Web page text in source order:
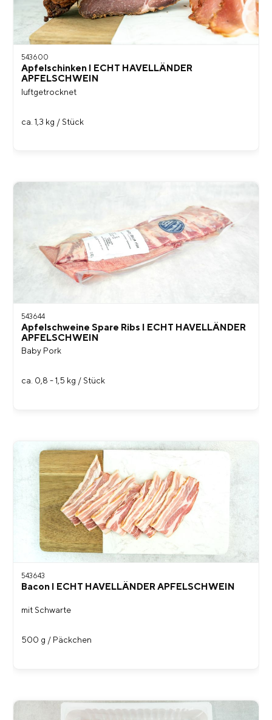
543600
Apfelschinken I ECHT HAVELLÄNDER
APFELSCHWEIN
luftgetrocknet
ca. 1,3 kg / Stück
543644
Apfelschweine Spare Ribs I ECHT HAVELLÄNDER
APFELSCHWEIN
Baby Pork
ca. 0,8 - 1,5 kg / Stück
543643
Bacon I ECHT HAVELLÄNDER APFELSCHWEIN
mit Schwarte
500 g / Päckchen